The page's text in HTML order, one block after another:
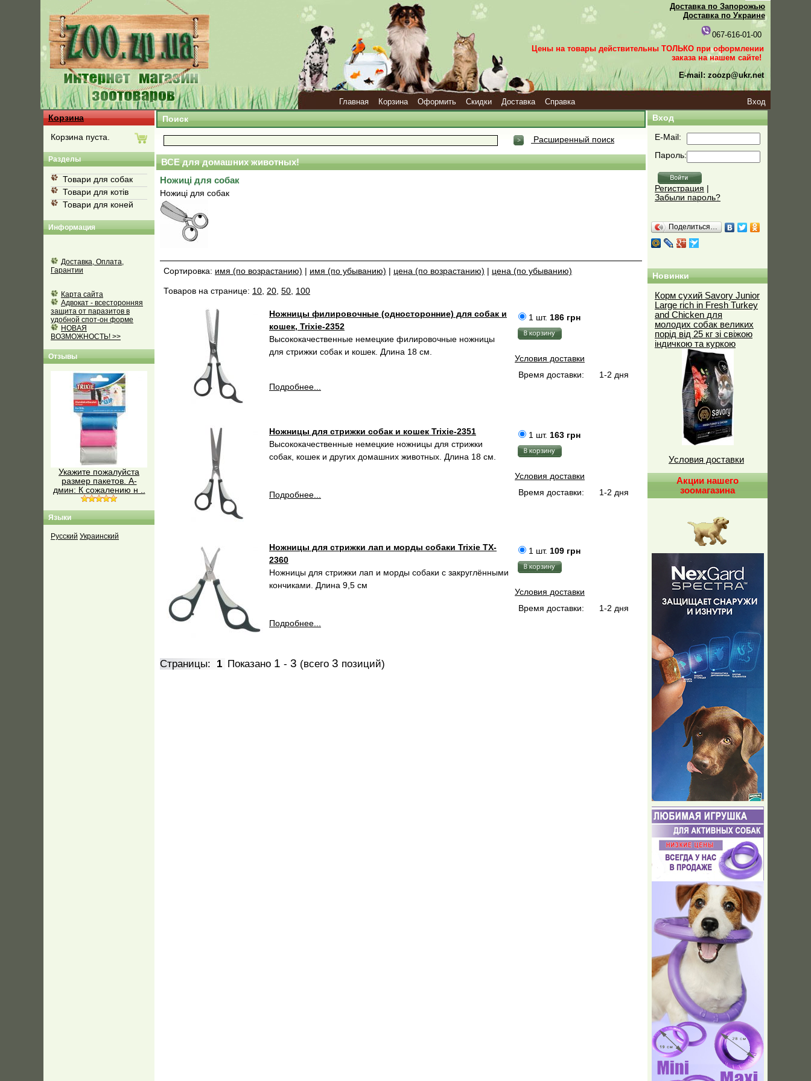
Доставка по Запорожью
Доставка по Украине
067-616-01-00
Цены на товары действительны ТОЛЬКО при оформлении
заказа на нашем сайте!
E-mail: zoozp@ukr.net
Главная Корзина Оформить Скидки Доставка Справка
Вход
Корзина
Корзина пуста.
Разделы
Товари для собак
Товари для котів
Товари для коней
Информация
Доставка, Оплата,
Гарантии
Карта сайта
Адвокат - всесторонняя
защита от паразитов в
удобной спот-он форме
НОВАЯ
ВОЗМОЖНОСТЬ! >>
Отзывы
Укажите пожалуйста
размер пакетов. А-
дмин: К сожалению н ..
Языки
Русский Украинский
Поиск
Расширенный поиск
ВСЕ для домашних животных!
Ножиці для собак
Ножиці для собак
Сортировка: имя (по возрастанию) | имя (по убыванию) | цена (по возрастанию) | цена (по убыванию)
Товаров на странице: 10 20 50 100
Ножницы филировочные (односторонние) для собак и
кошек, Trixie-2352
Высококачественные немецкие филировочные ножницы
для стрижки собак и кошек. Длина 18 см.
Подробнее...
1 шт. 186 грн
Условия доставки
Время доставки:
1-2 дня
Ножницы для стрижки собак и кошек Trixie-2351
Высококачественные немецкие ножницы для стрижки
собак, кошек и других домашних животных. Длина 18 см.
Подробнее...
1 шт. 163 грн
Условия доставки
Время доставки:
1-2 дня
Ножницы для стрижки лап и морды собаки Trixie TX-
2360
Ножницы для стрижки лап и морды собаки c закруглёнными
кончиками. Длина 9,5 см
Подробнее...
1 шт. 109 грн
Условия доставки
Время доставки:
1-2 дня
Страницы: 1 Показано 1 - 3 (всего 3 позиций)
Вход
E-Mail:
Пароль:
Регистрация
Забыли пароль?
Поделиться…
Новинки
Корм сухий Savory Junior
Large rich in Fresh Turkey
and Chicken для
молодих собак великих
порід від 25 кг зі свіжою
індичкою та куркою
Условия доставки
Акции нашего
зоомагазина